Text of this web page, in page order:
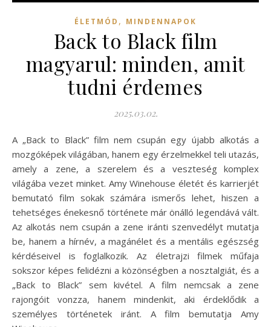
ÉLETMÓD , MINDENNAPOK
Back to Black film
magyarul: minden, amit
tudni érdemes
2025.03.02.
A „Back to Black” film nem csupán egy újabb alkotás a
mozgóképek világában, hanem egy érzelmekkel teli utazás,
amely a zene, a szerelem és a veszteség komplex
világába vezet minket. Amy Winehouse életét és karrierjét
bemutató film sokak számára ismerős lehet, hiszen a
tehetséges énekesnő története már önálló legendává vált.
Az alkotás nem csupán a zene iránti szenvedélyt mutatja
be, hanem a hírnév, a magánélet és a mentális egészség
kérdéseivel is foglalkozik. Az életrajzi filmek műfaja
sokszor képes felidézni a közönségben a nosztalgiát, és a
„Back to Black” sem kivétel. A film nemcsak a zene
rajongóit vonzza, hanem mindenkit, aki érdeklődik a
személyes történetek iránt. A film bemutatja Amy